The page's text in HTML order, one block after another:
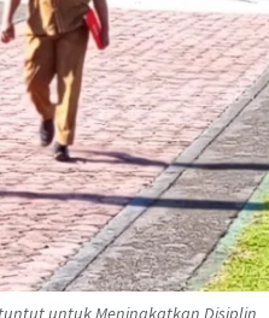
untuk Meningkatkan Disiplin